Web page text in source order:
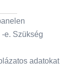
e. Szükség
adatokat